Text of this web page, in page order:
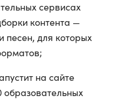
сервисах
контента —
песен, для которых
на сайте
образовательных